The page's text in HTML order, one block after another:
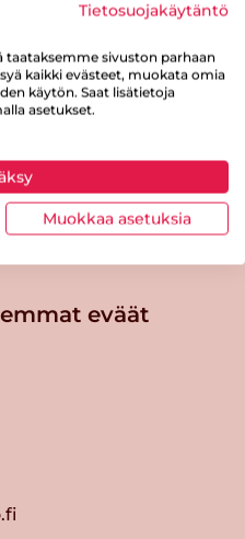
eväät
Tietosuojakäytäntö
taataksemme sivuston parhaan
kaikki evästeet, muokata omia
käytön. Saat lisätietoja
asetukset.
Muokkaa asetuksia